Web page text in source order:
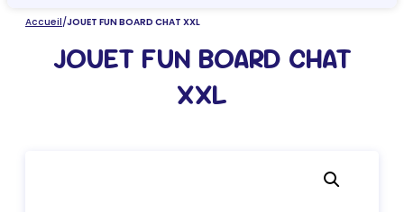
Accueil/JOUET FUN BOARD CHAT XXL
JOUET FUN BOARD CHAT
XXL